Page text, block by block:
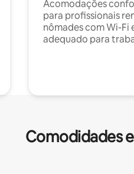
Acomodações
para profissionais
nômades com Wi-Fi
adequado para
Comodidades